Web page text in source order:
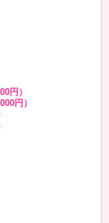
円）
円）